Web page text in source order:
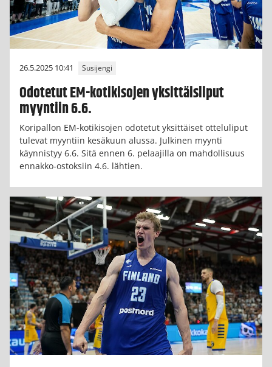
26.5.2025 10:41 Susijengi
Odotetut EM-kotikisojen yksittäisliput
myyntiin 6.6.
Koripallon EM-kotikisojen odotetut yksittäiset otteluliput
tulevat myyntiin kesäkuun alussa. Julkinen myynti
käynnistyy 6.6. Sitä ennen 6. pelaajilla on mahdollisuus
ennakko-ostoksiin 4.6. lähtien.